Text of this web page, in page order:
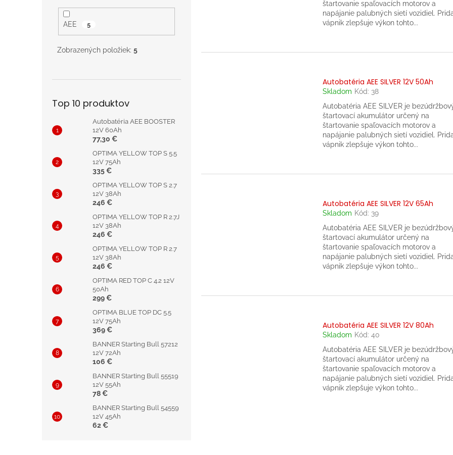
AEE 5
Zobrazených položiek: 5
Top 10 produktov
Autobatéria AEE BOOSTER
12V 60Ah
77,30 €
OPTIMA YELLOW TOP S 5.5
12V 75Ah
335 €
OPTIMA YELLOW TOP S 2.7
12V 38Ah
246 €
OPTIMA YELLOW TOP R 2.7J
12V 38Ah
246 €
OPTIMA YELLOW TOP R 2.7
12V 38Ah
246 €
OPTIMA RED TOP C 4.2 12V
50Ah
299 €
OPTIMA BLUE TOP DC 5.5
12V 75Ah
369 €
BANNER Starting Bull 57212
12V 72Ah
106 €
BANNER Starting Bull 55519
12V 55Ah
78 €
BANNER Starting Bull 54559
12V 45Ah
62 €
štartovanie spaľovacích motorov a
napájanie palubných sietí vozidiel.
vápnik zlepšuje výkon tohto...
Autobatéria AEE SILVER 12V 50Ah
Skladom Kód: 38
Autobatéria AEE SILVER je
štartovací akumulátor určený na
štartovanie spaľovacích motorov a
napájanie palubných sietí vozidiel.
vápnik zlepšuje výkon tohto...
Autobatéria AEE SILVER 12V 65Ah
Skladom Kód: 39
Autobatéria AEE SILVER je
štartovací akumulátor určený na
štartovanie spaľovacích motorov a
napájanie palubných sietí vozidiel.
vápnik zlepšuje výkon tohto...
Autobatéria AEE SILVER 12V 80Ah
Skladom Kód: 40
Autobatéria AEE SILVER je
štartovací akumulátor určený na
štartovanie spaľovacích motorov a
napájanie palubných sietí vozidiel.
vápnik zlepšuje výkon tohto...